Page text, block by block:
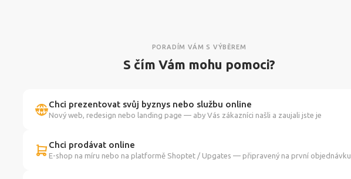
PORADÍM VÁM S VÝBĚREM
S čím Vám mohu pomoci?
Chci prezentovat svůj byznys nebo službu online
Nový web, redesign nebo landing page — aby Vás zákazníci našli a zaujali jste je
Chci prodávat online
E-shop na míru nebo na platformě Shoptet / Upgates — připravený na první objednávku